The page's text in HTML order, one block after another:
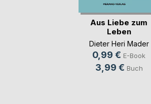
Aus Liebe zum
Leben
Dieter Heri Mader
0,99 € E-Book
3,99 € Buch